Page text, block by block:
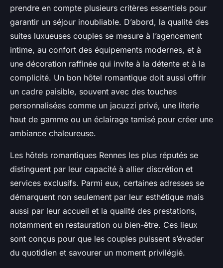
prendre en compte plusieurs critères essentiels pour
garantir un séjour inoubliable. D’abord, la qualité des
suites luxueuses couples se mesure à l’agencement
intime, au confort des équipements modernes, et à
une décoration raffinée qui invite à la détente et à la
complicité. Un bon hôtel romantique doit aussi offrir
un cadre paisible, souvent avec des touches
personnalisées comme un jacuzzi privé, une literie
haut de gamme ou un éclairage tamisé pour créer une
ambiance chaleureuse.
Les hôtels romantiques Rennes les plus réputés se
distinguent par leur capacité à allier discrétion et
services exclusifs. Parmi eux, certaines adresses se
démarquent non seulement par leur esthétique mais
aussi par leur accueil et la qualité des prestations,
notamment en restauration ou bien-être. Ces lieux
sont conçus pour que les couples puissent s’évader
du quotidien et savourer un moment privilégié.